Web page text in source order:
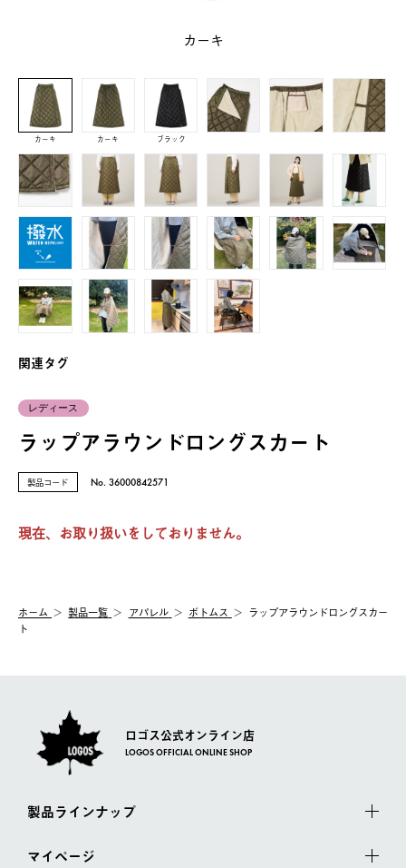
カーキ
カーキ カーキ ブラック
関連タグ
レディース
ラップアラウンドロングスカート
製品コード No. 36000842571
現在、お取り扱いをしておりません。
ホーム 製品⼀覧 アパレル ボトムス
ラップアラウンドロングスカー
ト
ロゴス公式オンライン店
LOGOS OFFICIAL ONLINE SHOP
製品ラインナップ
マイページ